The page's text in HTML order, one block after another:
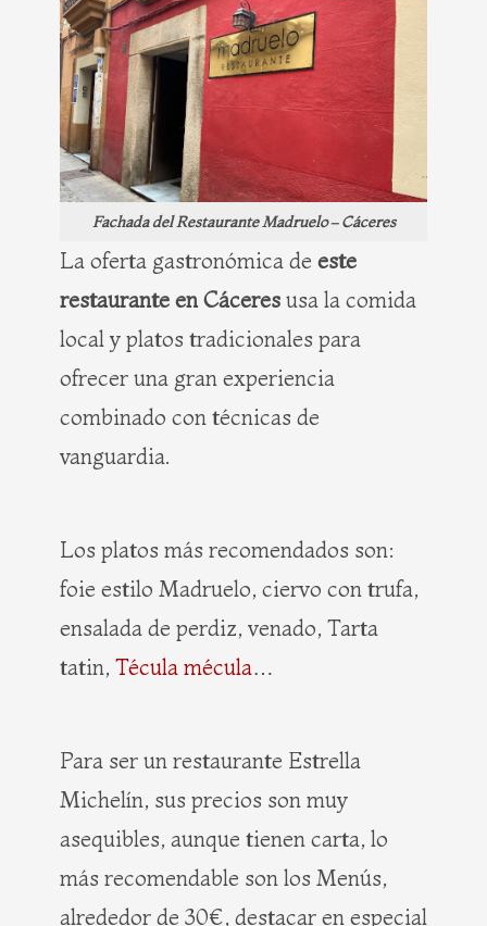
Fachada del Restaurante Madruelo – Cáceres
La oferta gastronómica de este
restaurante en Cáceres usa la comida
local y platos tradicionales para
ofrecer una gran experiencia
combinado con técnicas de
vanguardia.
Los platos más recomendados son:
foie estilo Madruelo, ciervo con trufa,
ensalada de perdiz, venado, Tarta
tatin, Técula mécula…
Para ser un restaurante Estrella
Michelín, sus precios son muy
asequibles, aunque tienen carta, lo
más recomendable son los Menús,
alrededor de 30€, destacar en especial